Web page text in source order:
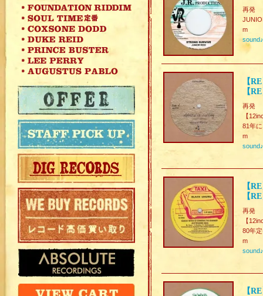
再発
m
sound♪
【
【
再発
【
81年
m
sound♪
【
【
再発
【
80年
m
sound♪
【